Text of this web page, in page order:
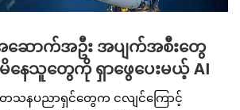
ဆောက်အဦး အပျက်အစီးတွေ
နေသူတွေကို ရှာဖွေပေးမယ့် AI
နပညာရှင်တွေက ငလျင်ကြောင့်